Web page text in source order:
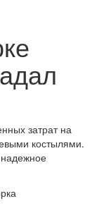
затрат на
костылями.
надежное